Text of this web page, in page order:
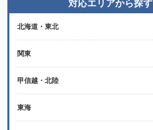
対応エリアから探す
北海道・東北
関東
甲信越・北陸
東海